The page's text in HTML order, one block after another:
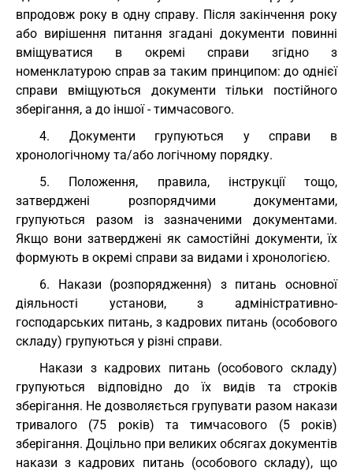
впродовж року в одну справу. Після закінчення року
або вирішення питання згадані документи повинні
вміщуватися в окремі справи згідно з
номенклатурою справ за таким принципом: до однієї
справи вміщуються документи тільки постійного
зберігання, а до іншої - тимчасового.
4. Документи групуються у справи в
хронологічному та/або логічному порядку.
5. Положення, правила, інструкції тощо,
затверджені розпорядчими документами,
групуються разом із зазначеними документами.
Якщо вони затверджені як самостійні документи, їх
формують в окремі справи за видами і хронологією.
6. Накази (розпорядження) з питань основної
діяльності установи, з адміністративно-
господарських питань, з кадрових питань (особового
складу) групуються у різні справи.
Накази з кадрових питань (особового складу)
групуються відповідно до їх видів та строків
зберігання. Не дозволяється групувати разом накази
тривалого (75 років) та тимчасового (5 років)
зберігання. Доцільно при великих обсягах документів
накази з кадрових питань (особового складу), що